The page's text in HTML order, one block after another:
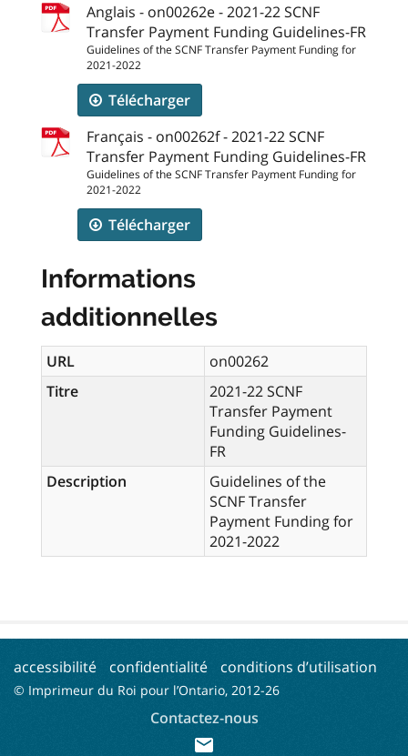
Anglais - on00262e - 2021-22 SCNF
Transfer Payment Funding Guidelines-FR
Guidelines of the SCNF Transfer Payment Funding for
2021-2022
Télécharger
Français - on00262f - 2021-22 SCNF
Transfer Payment Funding Guidelines-FR
Guidelines of the SCNF Transfer Payment Funding for
2021-2022
Télécharger
Informations
additionnelles
URL
on00262
Titre
2021-22 SCNF
Transfer Payment
Funding Guidelines-
FR
Description
Guidelines of the
SCNF Transfer
Payment Funding for
2021-2022
accessibilité confidentialité conditions d’utilisation
© Imprimeur du Roi pour l’Ontario, 2012-26
Contactez-nous
mail